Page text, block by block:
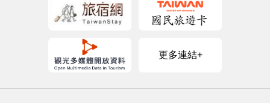
更多連結+